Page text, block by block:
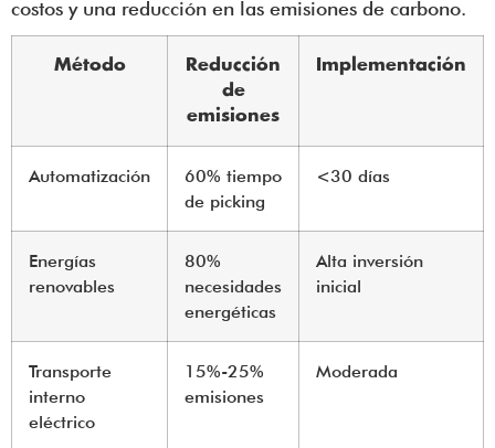
costos y una reducción en las emisiones de carbono.
Método
Reducción
de
emisiones
Implementación
Automatización
60% tiempo
de picking
<30 días
Energías
renovables
80%
necesidades
energéticas
Alta inversión
inicial
Transporte
interno
eléctrico
15%-25%
emisiones
Moderada